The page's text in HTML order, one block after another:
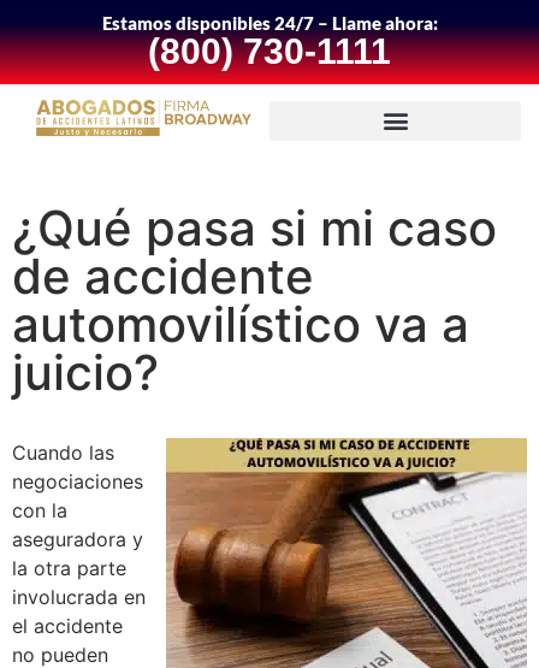
Estamos disponibles 24/7 – Llame ahora:
(800) 730-1111
¿Qué pasa si mi caso
de accidente
automovilístico va a
juicio?
Cuando las
negociaciones
con la
aseguradora y
la otra parte
involucrada en
el accidente
no pueden